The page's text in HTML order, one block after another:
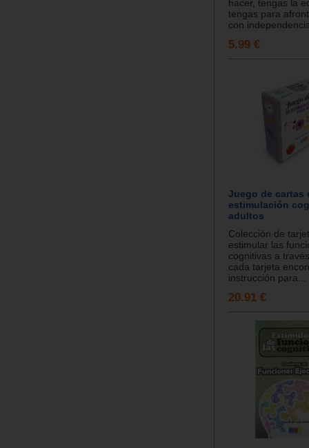
hacer, tengas la
tengas para
con
5.99 €
Juego de cartas
estimulación
adultos
Colección de
estimular las
cognitivas a
cada tarjeta
instrucción para...
20.91 €